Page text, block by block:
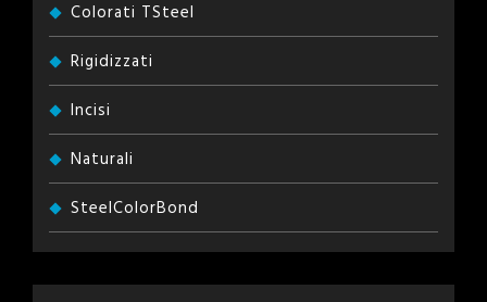
Colorati TSteel
Rigidizzati
Incisi
Naturali
SteelColorBond